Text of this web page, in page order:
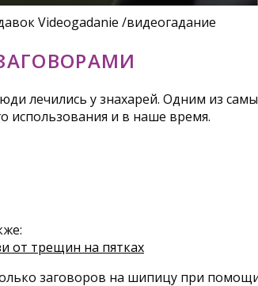
Videogadanie /видеогадание
лечились у знахарей. Одним из
использования и в наше время.
от трещин на пятках
заговоров на шипицу при